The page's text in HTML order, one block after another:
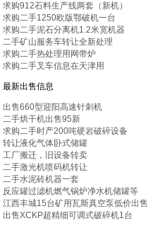
求购912石料生产线两套（新机）
求购二手1250欧版鄂破机一台
求购二手泥石分离机1.2米宽机器
二手矿山服务车转让全新处理
求购二手热处理用网带炉
求购二手叉车信息在天津用
最新出售信息
出售660型迎阳高速针刺机
二手烘干机出售95新
求购二手时产200吨硬岩破碎设备
转让液化气体卧式储罐
工厂搬迁，旧设备转卖
二手激光机喷码机转让
二手水泥砖机器一套
反应罐过滤机燃气锅炉净水机储罐等
江西丰城15台矿用瓦斯真空泵低价出售
出售XCKP超精细可调式破碎机1台